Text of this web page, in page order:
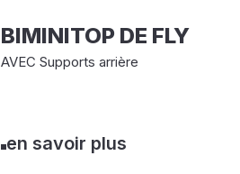
BIMINITOP DE FLY
AVEC Supports arrière
en savoir plus